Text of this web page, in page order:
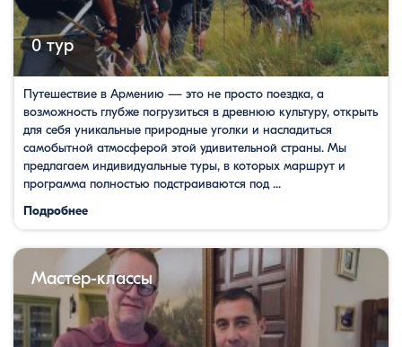
0 тур
Путешествие в Армению — это не просто поездка, а
возможность глубже погрузиться в древнюю культуру, открыть
для себя уникальные природные уголки и насладиться
самобытной атмосферой этой удивительной страны. Мы
предлагаем индивидуальные туры, в которых маршрут и
программа полностью подстраиваются под ...
Подробнее
Мастер-классы